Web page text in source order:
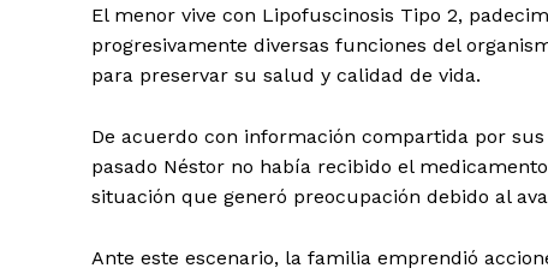
El menor vive con Lipofuscinosis Tipo 2,
progresivamente diversas funciones del
para preservar su salud y calidad de vida.
De acuerdo con información compartida por
pasado Néstor no había recibido el
situación que generó preocupación debido al
Ante este escenario, la familia emprendió